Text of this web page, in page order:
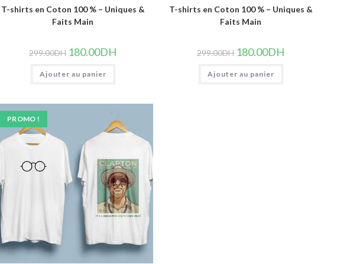
T-shirts en Coton 100 % – Uniques &
Faits Main
299.00DH Le
prix
initial
était :
299.00DH.
180.00DH
Ajouter au panier
T-shirts en Coton 100 % – Uniques &
Faits Main
299.00DH Le
prix
initial
était :
299.00DH.
180.00DH
Ajouter au panier
PROMO !